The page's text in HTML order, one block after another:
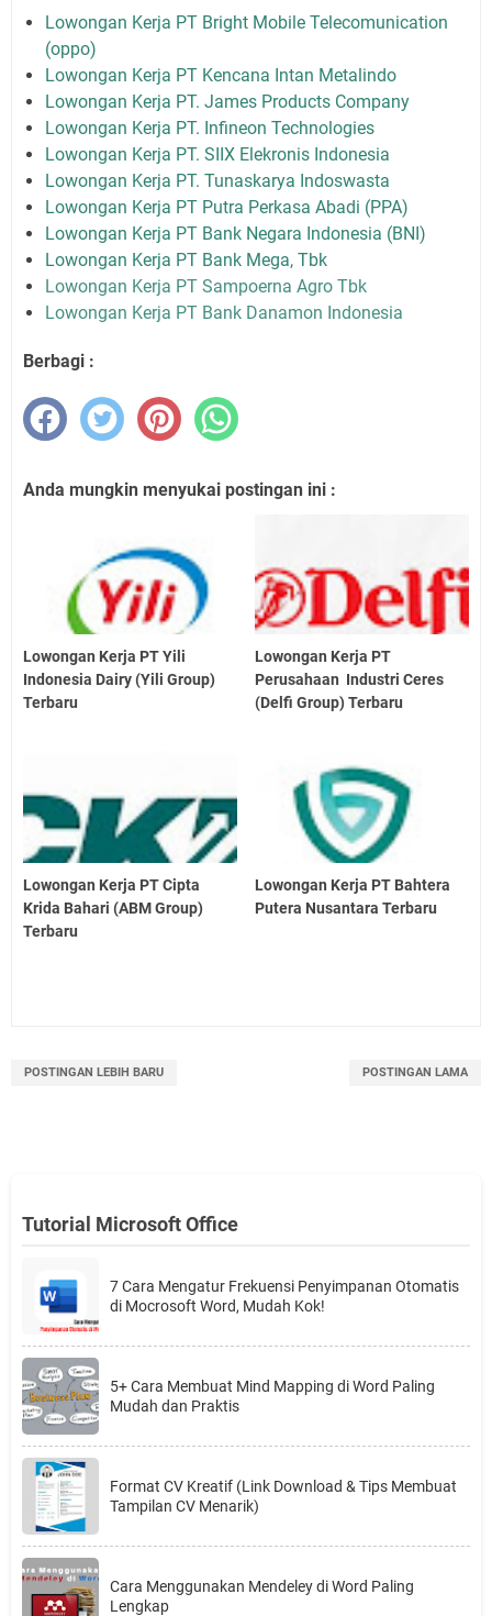
Lowongan Kerja PT Bright Mobile Telecomunication
(oppo)
Lowongan Kerja PT Kencana Intan Metalindo
Lowongan Kerja PT. James Products Company
Lowongan Kerja PT. Infineon Technologies
Lowongan Kerja PT. SIIX Elekronis Indonesia
Lowongan Kerja PT. Tunaskarya Indoswasta
Lowongan Kerja PT Putra Perkasa Abadi (PPA)
Lowongan Kerja PT Bank Negara Indonesia (BNI)
Lowongan Kerja PT Bank Mega, Tbk
Lowongan Kerja PT Sampoerna Agro Tbk
Lowongan Kerja PT Bank Danamon Indonesia
Berbagi :
Anda mungkin menyukai postingan ini :
Lowongan Kerja PT Yili
Indonesia Dairy (Yili Group)
Terbaru
Lowongan Kerja PT
Perusahaan Industri Ceres
(Delfi Group) Terbaru
Lowongan Kerja PT Cipta
Krida Bahari (ABM Group)
Terbaru
Lowongan Kerja PT Bahtera
Putera Nusantara Terbaru
POSTINGAN LEBIH BARU POSTINGAN LAMA
Tutorial Microsoft Office
7 Cara Mengatur Frekuensi Penyimpanan Otomatis
di Mocrosoft Word, Mudah Kok!
5+ Cara Membuat Mind Mapping di Word Paling
Mudah dan Praktis
Format CV Kreatif (Link Download & Tips Membuat
Tampilan CV Menarik)
Cara Menggunakan Mendeley di Word Paling
Lengkap